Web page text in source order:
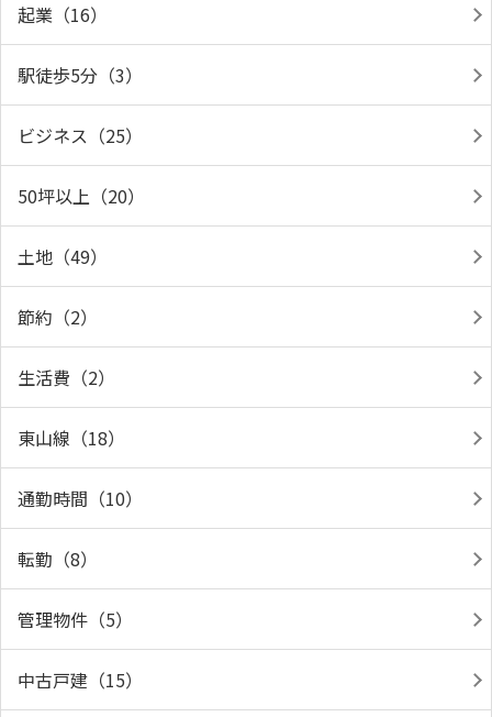
起業（16）
駅徒歩5分（3）
ビジネス（25）
50坪以上（20）
土地（49）
節約（2）
生活費（2）
東山線（18）
通勤時間（10）
転勤（8）
管理物件（5）
中古戸建（15）